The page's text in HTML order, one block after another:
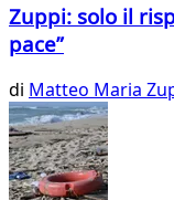
Zuppi: solo il
pace”
di Matteo Maria